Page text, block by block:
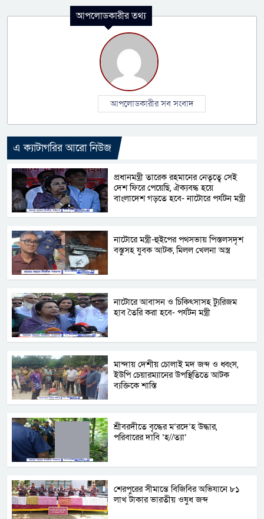
আপলোডকারীর তথ্য
আপলোডকারীর সব সংবাদ
এ ক্যাটাগরির আরো নিউজ
প্রধানমন্ত্রী তারেক রহমানের নেতৃত্বে সেই
দেশ ফিরে পেয়েছি, ঐক্যবদ্ধ হয়ে
বাংলাদেশ গড়তে হবে- নাটোরে পর্যটন মন্ত্রী
নাটোরে মন্ত্রী-হুইপের পথসভায় পিস্তলসদৃশ
বস্তুসহ যুবক আটক, মিলল খেলনা অস্ত্র
নাটোরে আবাসন ও চিকিৎসাসহ ট্যুরিজম
হাব তৈরি করা হবে- পর্যটন মন্ত্রী
মান্দায় দেশীয় চোলাই মদ জব্দ ও ধ্বংস,
ইউপি চেয়ারম্যানের উপস্থিতিতে আটক
ব্যক্তিকে শাস্তি
শ্রীবরদীতে বৃদ্ধের ম’রদে’হ উদ্ধার,
পরিবারের দাবি ‘হ//ত্যা’
শেরপুরের সীমান্তে বিজিবির অভিযানে ৮১
লাখ টাকার ভারতীয় ওষুধ জব্দ